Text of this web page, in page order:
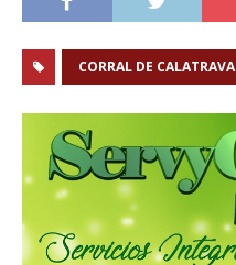
CORRAL DE CALATRAVA